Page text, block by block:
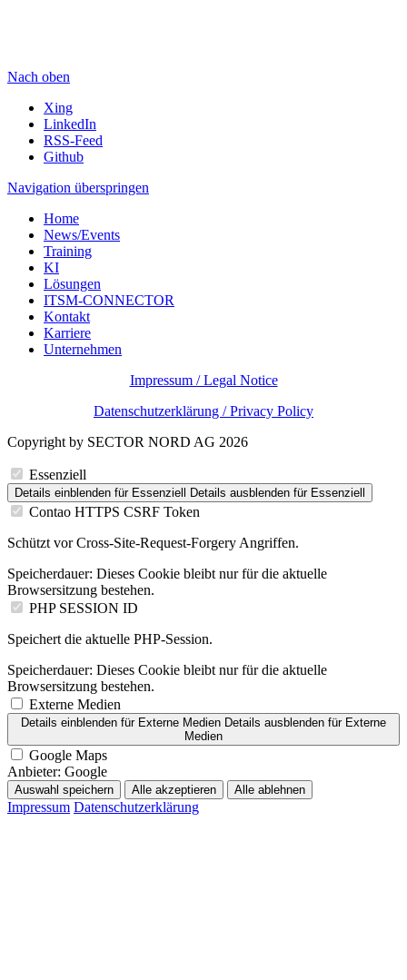
Nach oben
Xing
LinkedIn
RSS-Feed
Github
Navigation überspringen
Home
News/Events
Training
KI
Lösungen
ITSM-CONNECTOR
Kontakt
Karriere
Unternehmen
Impressum / Legal Notice
Datenschutzerklärung / Privacy Policy
Copyright by SECTOR NORD AG 2026
Essenziell
Details einblenden für Essenziell Details ausblenden für Essenziell
Contao HTTPS CSRF Token
Schützt vor Cross-Site-Request-Forgery Angriffen.
Speicherdauer: Dieses Cookie bleibt nur für die aktuelle
Browsersitzung bestehen.
PHP SESSION ID
Speichert die aktuelle PHP-Session.
Speicherdauer: Dieses Cookie bleibt nur für die aktuelle
Browsersitzung bestehen.
Externe Medien
Details einblenden für Externe Medien Details ausblenden für Externe
Medien
Google Maps
Anbieter: Google
Auswahl speichern Alle akzeptieren Alle ablehnen
Impressum Datenschutzerklärung